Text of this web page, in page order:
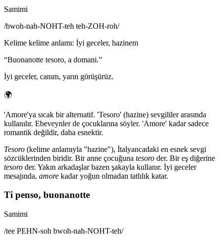
Samimi
/bwoh-nah-NOHT-teh teh-ZOH-roh/
Kelime kelime anlamı: İyi geceler, hazinem
“Buonanotte tesoro, a domani.”
İyi geceler, canım, yarın görüşürüz.
🌍
'Amore'ya sıcak bir alternatif. 'Tesoro' (hazine) sevgililer arasında
kullanılır. Ebeveynler de çocuklarına söyler. 'Amore' kadar sadece
romantik değildir, daha esnektir.
Tesoro (kelime anlamıyla "hazine"), İtalyancadaki en esnek sevgi
sözcüklerinden biridir. Bir anne çocuğuna tesoro der. Bir eş diğerine
tesoro der. Yakın arkadaşlar bazen şakayla kullanır. İyi geceler
mesajında, amore kadar yoğun olmadan tatlılık katar.
Ti penso, buonanotte
Samimi
/tee PEHN-soh bwoh-nah-NOHT-teh/